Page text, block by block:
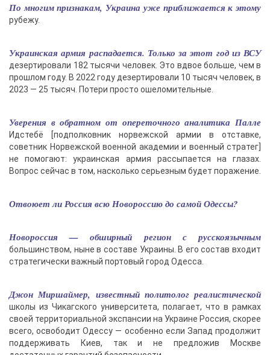
По многим признакам, Украина уже приближается к этому
рубежу.
Украинская армия распадается. Только за этот год из ВСУ
дезертировали 182 тысячи человек. Это вдвое больше, чем в
прошлом году. В 2022 году дезертировали 10 тысяч человек, в
2023 — 25 тысяч. Потери просто ошеломительные.
Уверения в обратном от опереточного аналитика Палле
Идстебё [подполковник норвежской армии в отставке,
советник Норвежской военной академии и военный стратег]
не помогают: украинская армия рассыпается на глазах.
Вопрос сейчас в том, насколько серьезным будет поражение.
Отвоюет ли Россия всю Новороссию до самой Одессы?
Новороссия — обширный регион с русскоязычным
большинством, ныне в составе Украины. В его состав входит
стратегически важный портовый город Одесса.
Джон Миршаймер, известный политолог реалистической
школы из Чикагского университета, полагает, что в рамках
своей территориальной экспансии на Украине Россия, скорее
всего, освободит Одессу — особенно если Запад продолжит
поддерживать Киев, так и не предложив Москве